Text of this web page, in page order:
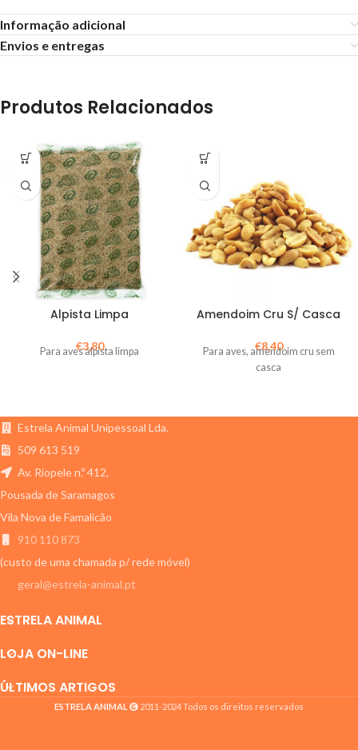
Informação adicional
Envios e entregas
Produtos Relacionados
Alpista Limpa
€3,80
Para aves alpista limpa
Amendoim Cru S/ Casca
€8,40
Para aves, amendoim cru sem
casca
Estrela Animal Unipessoal Lda.
509 613 519
Av. Riopele n.º 412,
Pousada de Saramagos
Vila Nova de Famalicão
910 110 873
(custo de uma chamada p/ rede móvel)
geral@estrela-animal.pt
ESTRELA ANIMAL
LOJA ON-LINE
ÚLTIMOS ARTIGOS
ESTRELA ANIMAL 2011-2024 Todos os direitos reservados